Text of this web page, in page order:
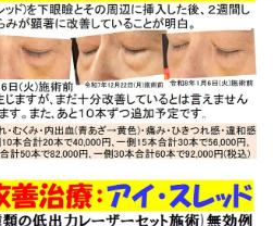
題レーザー治療、本日記録達
ットを超えました(２４６２ショ
記念して年末特別キャンペー
充特別キャンペーン」に加え
(ばんそうこう)不要の当院の特
ご利用ください。３週間後に
す。取り切れなかったシミ
の照射で取り切ります。